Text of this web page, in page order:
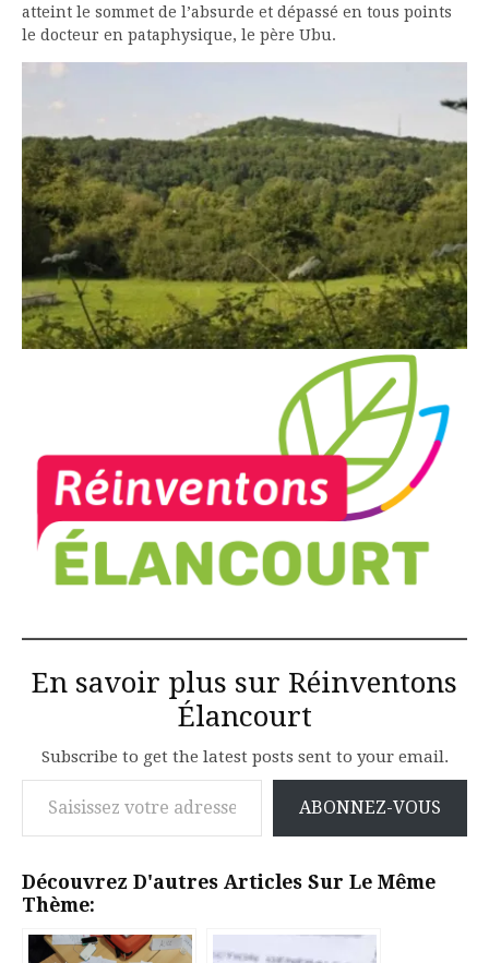
atteint le sommet de l’absurde et dépassé en tous points
le docteur en pataphysique, le père Ubu.
En savoir plus sur Réinventons
Élancourt
Subscribe to get the latest posts sent to your email.
Saisissez votre adresse e-mail…
ABONNEZ-VOUS
Découvrez D'autres Articles Sur Le Même
Thème: